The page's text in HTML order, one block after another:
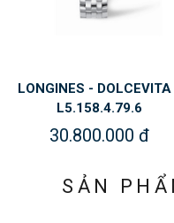
LONGINES - DOLCEVITA
L5.158.4.79.6
30.800.000 đ
SẢN